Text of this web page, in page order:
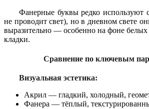
Фанерные буквы редко используют
не проводит свет), но в дневном свете
выразительно — особенно на фоне
кладки.
Сравнение по ключевым
Визуальная эстетика:
Акрил — гладкий, холодный,
Фанера — тёплый,